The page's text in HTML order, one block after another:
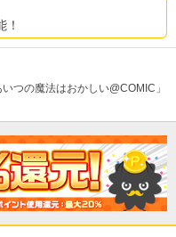
つの魔法はおかしい@COMIC」